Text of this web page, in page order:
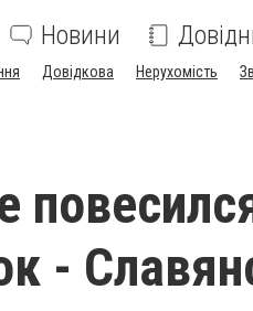
Новини
Довідкова Нерухомість
-